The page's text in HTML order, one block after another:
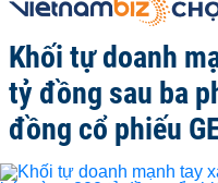
Khối tự doanh
tỷ đồng sau ba
đồng cổ phiếu